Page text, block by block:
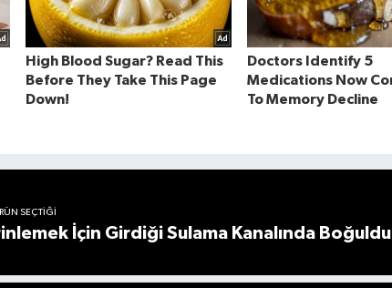
SEÇTIĞI
İçin Girdiği Sulama Kanalında Boğuldu